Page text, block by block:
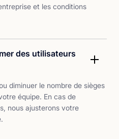
et les conditions
des utilisateurs
diminuer le nombre de sièges
équipe. En cas de
nous ajusterons votre